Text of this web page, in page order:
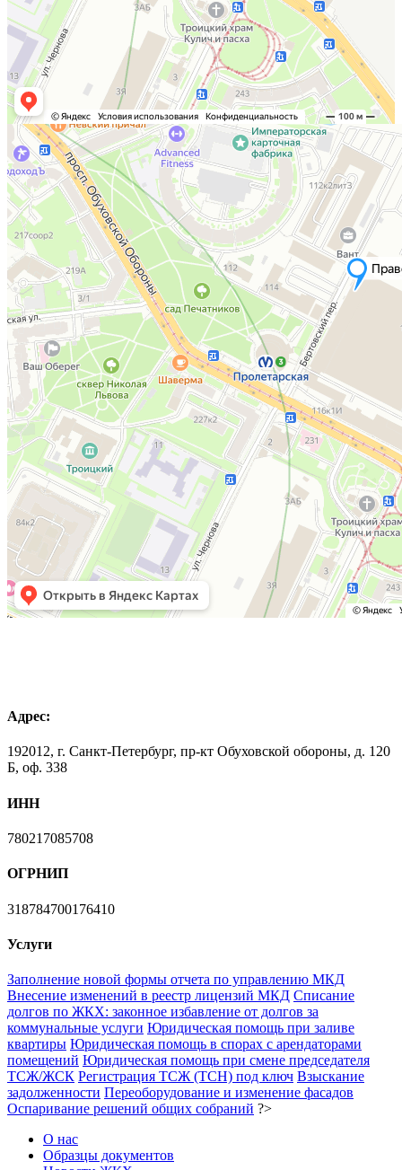
Адрес:
192012, г. Санкт-Петербург, пр-кт Обуховской обороны, д. 120
Б, оф. 338
ИНН
780217085708
ОГРНИП
318784700176410
Услуги
Заполнение новой формы отчета по управлению МКД
Внесение изменений в реестр лицензий МКД Списание
долгов по ЖКХ: законное избавление от долгов за
коммунальные услуги Юридическая помощь при заливе
квартиры Юридическая помощь в спорах с арендаторами
помещений Юридическая помощь при смене председателя
ТСЖ/ЖСК Регистрация ТСЖ (ТСН) под ключ Взыскание
задолженности Переоборудование и изменение фасадов
Оспаривание решений общих собраний ?>
О нас
Образцы документов